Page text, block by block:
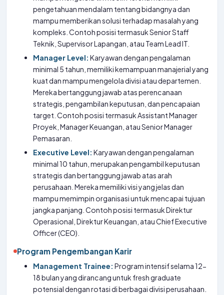
pengetahuan mendalam tentang bidangnya dan
mampu memberikan solusi terhadap masalah yang
kompleks. Contoh posisi termasuk Senior Staff
Teknik, Supervisor Lapangan, atau Team Lead IT.
Manager Level: Karyawan dengan pengalaman
minimal 5 tahun, memiliki kemampuan manajerial yang
kuat dan mampu mengelola divisi atau departemen.
Mereka bertanggung jawab atas perencanaan
strategis, pengambilan keputusan, dan pencapaian
target. Contoh posisi termasuk Assistant Manager
Proyek, Manager Keuangan, atau Senior Manager
Pemasaran.
Executive Level: Karyawan dengan pengalaman
minimal 10 tahun, merupakan pengambil keputusan
strategis dan bertanggung jawab atas arah
perusahaan. Mereka memiliki visi yang jelas dan
mampu memimpin organisasi untuk mencapai tujuan
jangka panjang. Contoh posisi termasuk Direktur
Operasional, Direktur Keuangan, atau Chief Executive
Officer (CEO).
Program Pengembangan Karir
Management Trainee: Program intensif selama 12-
18 bulan yang dirancang untuk fresh graduate
potensial dengan rotasi di berbagai divisi perusahaan.